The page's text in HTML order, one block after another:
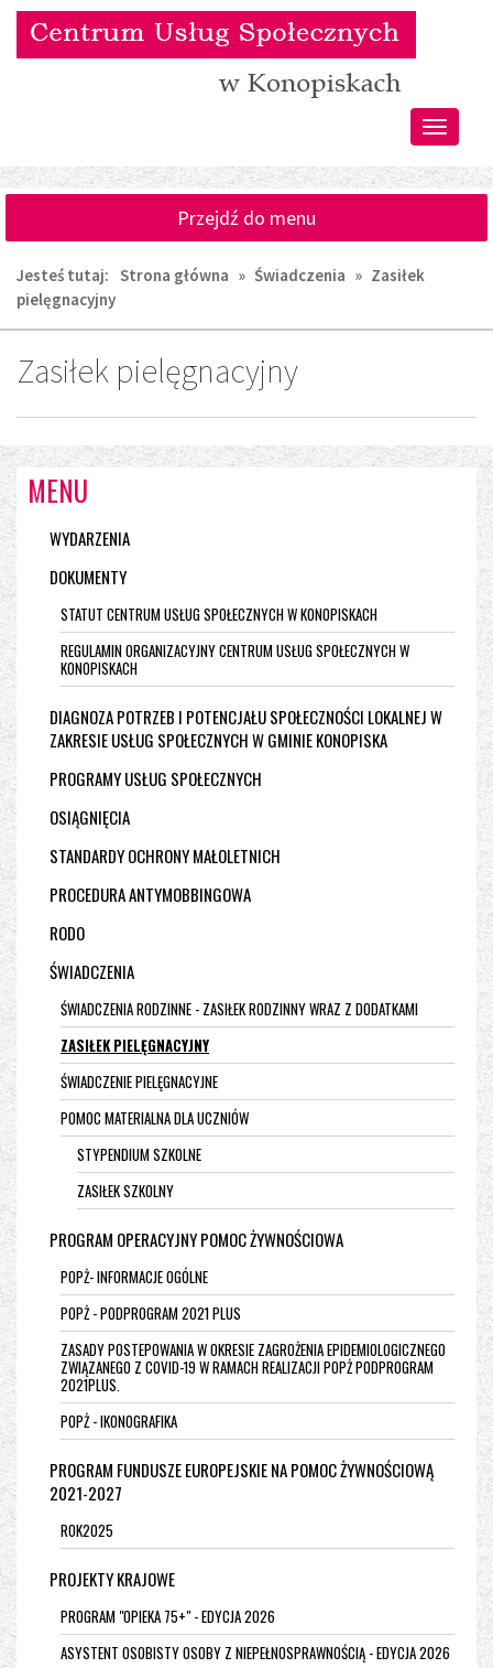
Przejdź
głównej
Przejdź
wyszukiwarki
Przełącz
Przejdź do menu
Jesteś tutaj: Strona główna » Świadczenia » Zasiłek
pielęgnacyjny
Zasiłek pielęgnacyjny
MENU
WYDARZENIA
DOKUMENTY
STATUT CENTRUM USŁUG SPOŁECZNYCH W KONOPISKACH
REGULAMIN ORGANIZACYJNY CENTRUM USŁUG SPOŁECZNYCH W
KONOPISKACH
DIAGNOZA POTRZEB I POTENCJAŁU SPOŁECZNOŚCI LOKALNEJ W
ZAKRESIE USŁUG SPOŁECZNYCH W GMINIE KONOPISKA
PROGRAMY USŁUG SPOŁECZNYCH
OSIĄGNIĘCIA
STANDARDY OCHRONY MAŁOLETNICH
PROCEDURA ANTYMOBBINGOWA
RODO
ŚWIADCZENIA
ŚWIADCZENIA RODZINNE - ZASIŁEK RODZINNY WRAZ Z DODATKAMI
ZASIŁEK PIELĘGNACYJNY
ŚWIADCZENIE PIELĘGNACYJNE
POMOC MATERIALNA DLA UCZNIÓW
STYPENDIUM SZKOLNE
ZASIŁEK SZKOLNY
PROGRAM OPERACYJNY POMOC ŻYWNOŚCIOWA
POPŻ- INFORMACJE OGÓLNE
POPŻ - PODPROGRAM 2021 PLUS
ZASADY POSTEPOWANIA W OKRESIE ZAGROŻENIA EPIDEMIOLOGICZNEGO
ZWIĄZANEGO Z COVID-19 W RAMACH REALIZACJI POPŻ PODPROGRAM
2021PLUS.
POPŻ - IKONOGRAFIKA
PROGRAM FUNDUSZE EUROPEJSKIE NA POMOC ŻYWNOŚCIOWĄ
2021-2027
ROK2025
PROJEKTY KRAJOWE
PROGRAM "OPIEKA 75+" - EDYCJA 2026
ASYSTENT OSOBISTY OSOBY Z NIEPEŁNOSPRAWNOŚCIĄ - EDYCJA 2026